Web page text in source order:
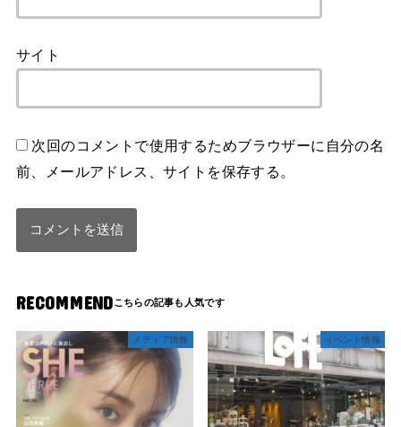
サイト
次回のコメントで使用するためブラウザーに自分の名
前、メールアドレス、サイトを保存する。
RECOMMEND
メディア情報 イベント情報